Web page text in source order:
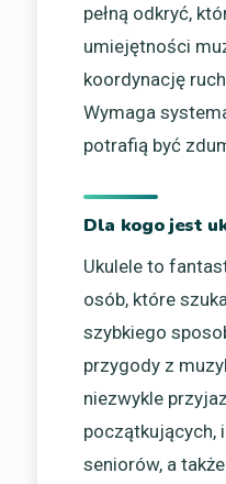
pełną odkryć,
umiejętności
koordynację
Wymaga
potrafią być
Dla kogo jest
Ukulele to
osób, które
szybkiego
przygody z
niezwykle
początkujących,
seniorów, a